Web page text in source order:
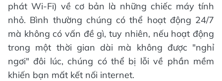
phát Wi-Fi) về cơ bản là những chiếc máy tính
nhỏ. Bình thường chúng có thể hoạt động 24/7
mà không có vấn đề gì, tuy nhiên, nếu hoạt động
trong một thời gian dài mà không được "nghỉ
ngơi" đôi lúc, chúng có thể bị lỗi về phần mềm
khiến bạn mất kết nối internet.